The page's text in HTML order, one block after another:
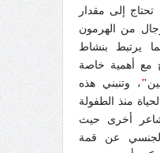
تحتاج إلى مقدار
من الهرمون
يرتبط بنشاط
مع أهمية خاصة
"، وتنبني هذه
منذ الطفولة
أخرى حيث
عن قمة